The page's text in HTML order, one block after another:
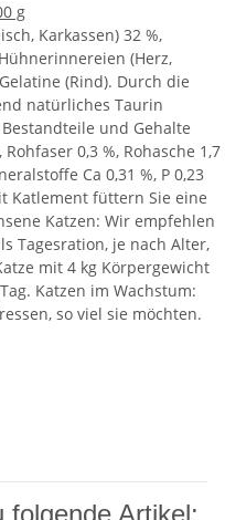
g
Karkassen) 32 %,
(Herz,
(Rind). Durch die
natürliches Taurin
und Gehalte
0,3 %, Rohasche 1,7
Ca 0,31 %, P 0,23
Katlement füttern Sie eine
Katzen: Wir empfehlen
Tagesration, je nach Alter,
mit 4 kg Körpergewicht
Katzen im Wachstum:
so viel sie möchten.
folgende Artikel: